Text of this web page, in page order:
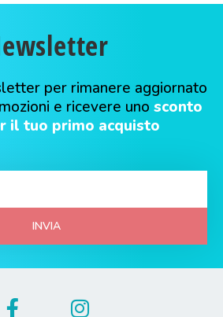
per rimanere aggiornato
e ricevere uno sconto
il tuo primo acquisto
INVIA